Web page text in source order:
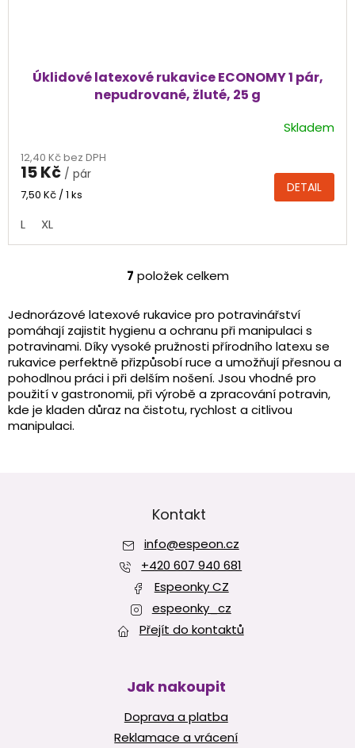
Úklidové latexové rukavice ECONOMY 1 pár,
nepudrované, žluté, 25 g
produktu
je
4,9
5
hvězdiček.
Skladem
12,40 Kč bez DPH
15 Kč / pár
Měrná
7,50 Kč / 1 ks DETAIL
L XL
O
l
á
d
a
c
í
p
r
p
i
s
u
7 položek celkem
Jednorázové latexové rukavice pro potravinářství
pomáhají zajistit hygienu a ochranu při manipulaci s
potravinami. Díky vysoké pružnosti přírodního latexu se
rukavice perfektně přizpůsobí ruce a umožňují přesnou a
pohodlnou práci i při delším nošení. Jsou vhodné pro
použití v gastronomii, při výrobě a zpracování potravin,
kde je kladen důraz na čistotu, rychlost a citlivou
manipulaci.
Kontakt
info@espeon.cz
+420 607 940 681
Espeonky CZ
espeonky_cz
Přejít do kontaktů
Jak nakoupit
Doprava a platba
Reklamace a vrácení